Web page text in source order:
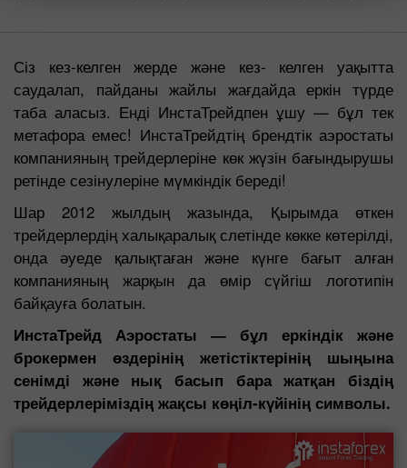
Сіз кез-келген жерде және кез- келген уақытта
саудалап, пайданы жайлы жағдайда еркін түрде
таба аласыз. Енді ИнстаТрейдпен ұшу — бұл тек
метафора емес! ИнстаТрейдтің брендтік аэростаты
компанияның трейдерлеріне көк жүзін бағындырушы
ретінде сезінулеріне мүмкіндік береді!
Шар 2012 жылдың жазында, Қырымда өткен
трейдерлердің халықаралық слетінде көкке көтерілді,
онда әуеде қалықтаған және күнге бағыт алған
компанияның жарқын да өмір сүйгіш логотипін
байқауға болатын.
ИнстаТрейд Аэростаты — бұл еркіндік және
брокермен өздерінің жетістіктерінің шыңына
сенімді және нық басып бара жатқан біздің
трейдерлеріміздің жақсы көңіл-күйінің символы.